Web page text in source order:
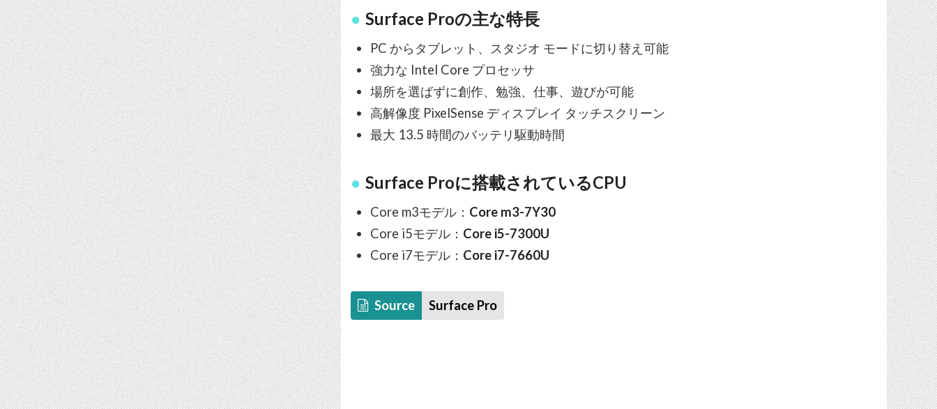
Surface Proの主な特長
PC からタブレット、スタジオ モードに切り替え可能
強力な Intel Core プロセッサ
場所を選ばずに創作、勉強、仕事、遊びが可能
高解像度 PixelSense ディスプレイ タッチスクリーン
最大 13.5 時間のバッテリ駆動時間
Surface Proに搭載されているCPU
Core m3モデル： Core m3-7Y30
Core i5モデル： Core i5-7300U
Core i7モデル： Core i7-7660U
Source Surface Pro